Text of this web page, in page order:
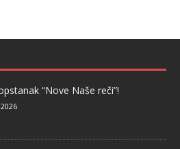
“Nove Naše reči”!